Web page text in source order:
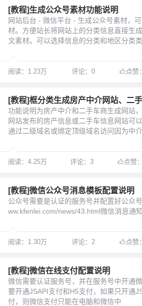
[教程]生成公众号素材功能说明
网站后台 - 微信平台 - 生成公众号素材，
材。方便站长将网站上的分类信息直接生
文素材。可以选择信息的分类和地区分类类
阅读：1.23万 评论：0 点赞
[教程]框分类生成房产中介网站、二
功能说明为房产中介和二手车商生成网站
网站发布的房产信息或二手车信息网站可
通过二级域名或绑定顶级域名访问因为中
阅读：4.25万 评论：3 点赞
[教程]微信公众号消息模板配置说明
公众号需要是认证的服务号并配置好公众
ww.kfenlei.com/news/43.html微信消息通
阅读：1.30万 评论：2 点赞
[教程]微信在线支付配置说明
微信需要认证服务号，并在服务号中开通
要开通JSAPI支付和H5支付，如果只开通
付，则微信支付只能在电脑和微信中